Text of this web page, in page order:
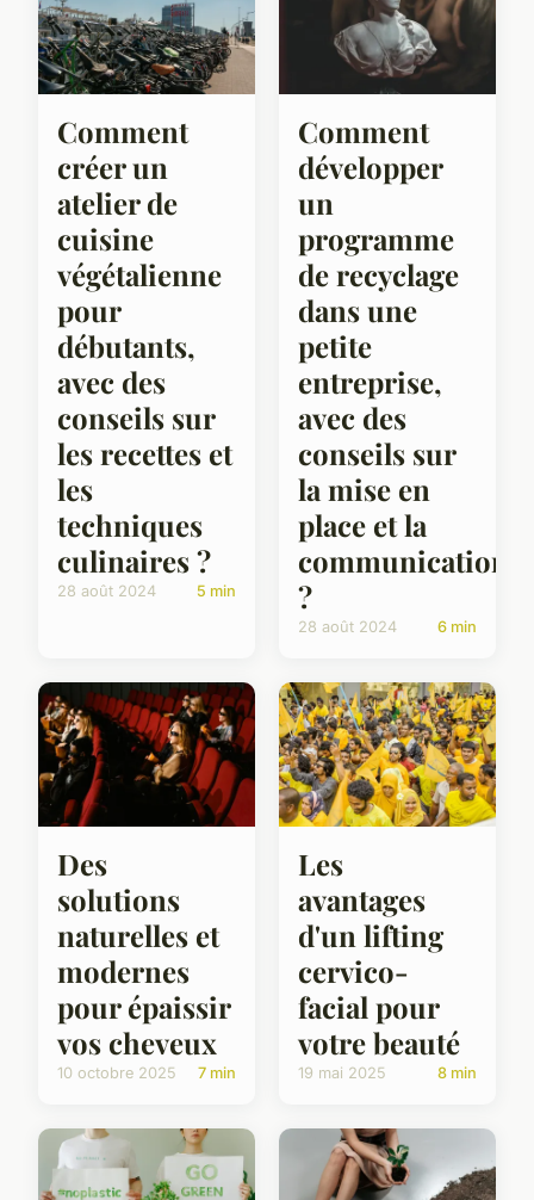
Comment
créer un
atelier de
cuisine
végétalienne
pour
débutants,
avec des
conseils sur
les recettes et
les
techniques
culinaires ?
28 août 2024 5 min
Comment
développer
un
programme
de recyclage
dans une
petite
entreprise,
avec des
conseils sur
la mise en
place et la
communication
?
28 août 2024 6 min
Des
solutions
naturelles et
modernes
pour épaissir
vos cheveux
10 octobre 2025 7 min
Les
avantages
d'un lifting
cervico-
facial pour
votre beauté
19 mai 2025 8 min